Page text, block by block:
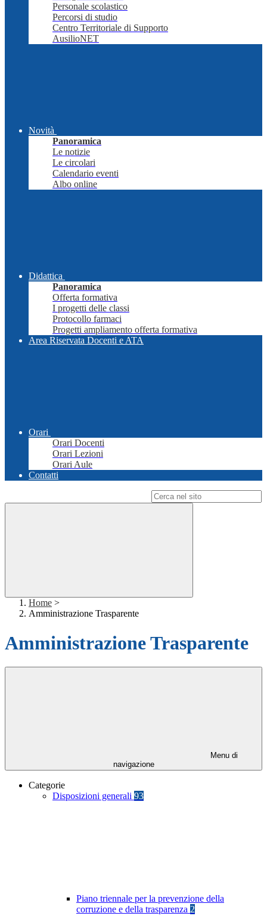
Personale scolastico
Percorsi di studio
Centro Territoriale di Supporto
AusilioNET
Novità
Panoramica
Le notizie
Le circolari
Calendario eventi
Albo online
Didattica
Panoramica
Offerta formativa
I progetti delle classi
Protocollo farmaci
Progetti ampliamento offerta formativa
Area Riservata Docenti e ATA
Orari
Orari Docenti
Orari Lezioni
Orari Aule
Contatti
Home >
Amministrazione Trasparente
Amministrazione Trasparente
Menu di
navigazione
Categorie
Disposizioni generali 93
Piano triennale per la prevenzione della
corruzione e della trasparenza 2